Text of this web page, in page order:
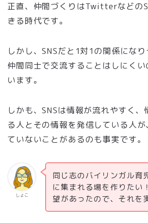
正直、仲間づくりはTwitterなどの
きる時代です。
しかし、SNSだと1対1の関係にな
仲間同士で交流することはしにく
います。
しかも、SNSは情報が流れやすく、
る人とその情報を発信している人が
ていないことがあるのも事実です。
しょこ
同じ志のバイリンガル育
に集まれる場を作りたい
望があったので、それを